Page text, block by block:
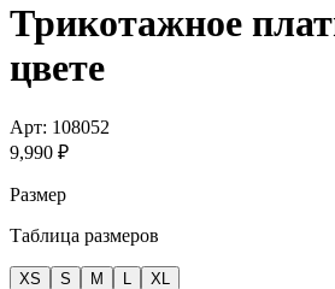
Трикотажное
цвете
Арт: 108052
9,990 ₽
Размер
Таблица размеров
XS S M XL